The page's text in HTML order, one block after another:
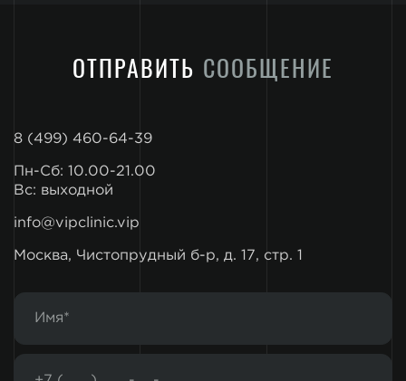
ОТПРАВИТЬ СООБЩЕНИЕ
8 (499) 460-64-39
Пн-Сб: 10.00-21.00
Вс: выходной
info@vipclinic.vip
Москва, Чистопрудный б-р, д. 17, стр. 1